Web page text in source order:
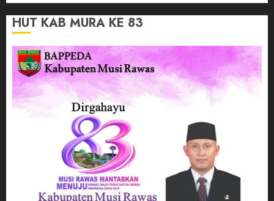
HUT KAB MURA KE 83